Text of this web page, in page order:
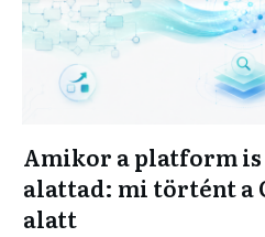
Amikor a platform is
alattad: mi történt a
alatt